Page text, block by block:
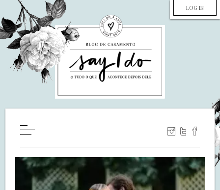
LOG IN
WILL YOU MARRY ME?
LUA DE MEL